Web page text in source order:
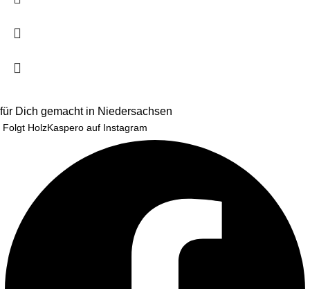
für Dich gemacht in Niedersachsen
Folgt HolzKaspero auf Instagram